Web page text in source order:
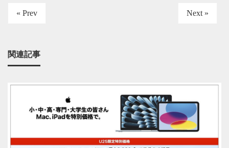
« Prev Next »
関連記事